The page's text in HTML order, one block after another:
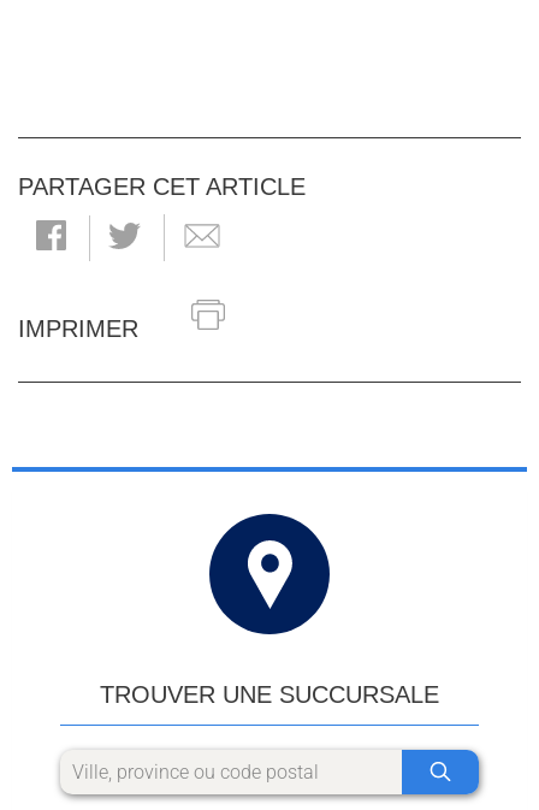
PARTAGER CET ARTICLE
IMPRIMER
TROUVER UNE SUCCURSALE